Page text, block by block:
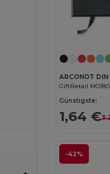
ARCONOT
GiftRetail
Günstigste:
1,64 €
-42%